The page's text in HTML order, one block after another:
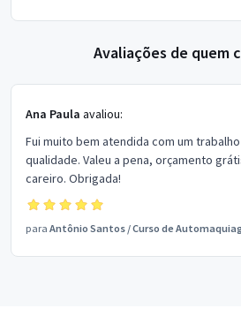
Avaliações de quem
Ana Paula avaliou:
Fui muito bem atendida com um
qualidade. Valeu a pena, orçamento
careiro. Obrigada!
para Antônio Santos /Curso de